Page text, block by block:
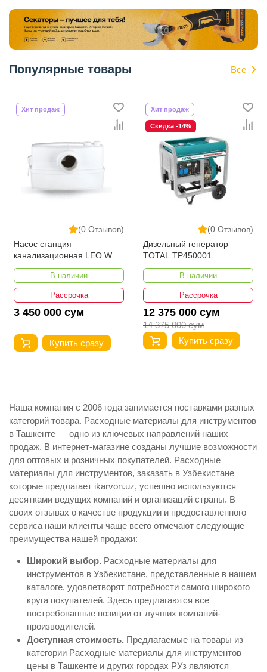
Популярные товары Все
(0 Отзывов)
Хит продаж
Насос станция
канализационная LEO WC-
600
В наличии
Рассрочка
3 450 000 сум
Купить сразу
(0 Отзывов)
Хит продаж
Скидка -14%
Дизельный генератор
TOTAL TP450001
В наличии
Рассрочка
12 375 000 сум
14 375 000 сум
Купить сразу
Наша компания с 2006 года занимается поставками разных
категорий товара. Расходные материалы для инструментов
в Ташкенте — одно из ключевых направлений наших
продаж. В интернет-магазине созданы лучшие возможности
для оптовых и розничных покупателей. Расходные
материалы для инструментов, заказать в Узбекистане
которые предлагает ikarvon.uz, успешно используются
десятками ведущих компаний и организаций страны. В
своих отзывах о качестве продукции и предоставленного
сервиса наши клиенты чаще всего отмечают следующие
преимущества нашей продажи:
Широкий выбор. Расходные материалы для
инструментов в Узбекистане, представленные в нашем
каталоге, удовлетворят потребности самого широкого
круга покупателей. Здесь предлагаются все
востребованные позиции от лучших компаний-
производителей.
Доступная стоимость. Предлагаемые на товары из
категории Расходные материалы для инструментов
цены в Ташкенте и других городах РУз являются